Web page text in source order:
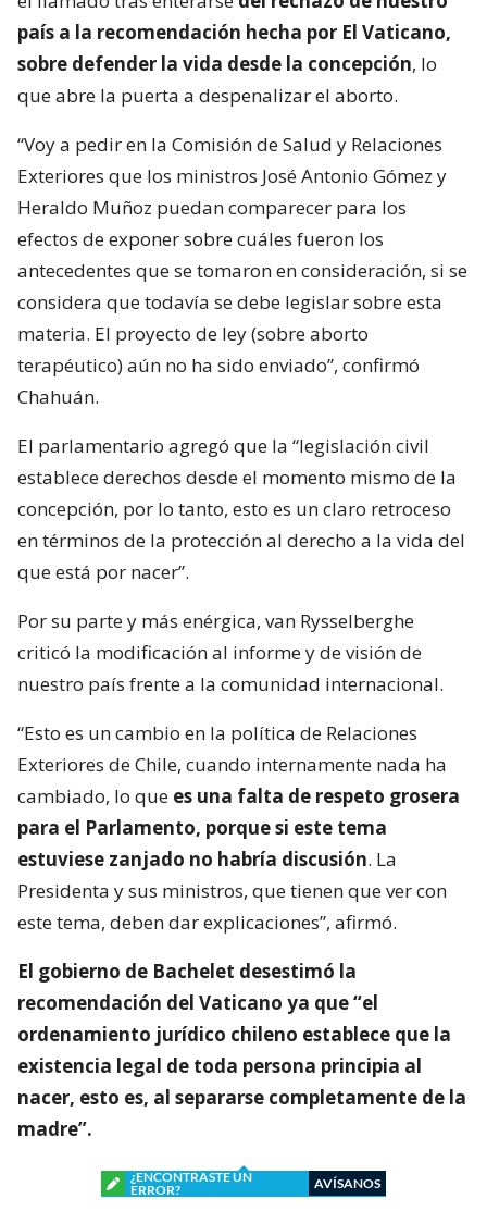
país a la recomendación hecha por El Vaticano,
sobre defender la vida desde la concepción, lo
que abre la puerta a despenalizar el aborto.
“Voy a pedir en la Comisión de Salud y Relaciones
Exteriores que los ministros José Antonio Gómez y
Heraldo Muñoz puedan comparecer para los
efectos de exponer sobre cuáles fueron los
antecedentes que se tomaron en consideración, si se
considera que todavía se debe legislar sobre esta
materia. El proyecto de ley (sobre aborto
terapéutico) aún no ha sido enviado”, confirmó
Chahuán.
El parlamentario agregó que la “legislación civil
establece derechos desde el momento mismo de la
concepción, por lo tanto, esto es un claro retroceso
en términos de la protección al derecho a la vida del
que está por nacer”.
Por su parte y más enérgica, van Rysselberghe
criticó la modificación al informe y de visión de
nuestro país frente a la comunidad internacional.
“Esto es un cambio en la política de Relaciones
Exteriores de Chile, cuando internamente nada ha
cambiado, lo que es una falta de respeto grosera
para el Parlamento, porque si este tema
estuviese zanjado no habría discusión. La
Presidenta y sus ministros, que tienen que ver con
este tema, deben dar explicaciones”, afirmó.
El gobierno de Bachelet desestimó la
recomendación del Vaticano ya que “el
ordenamiento jurídico chileno establece que la
existencia legal de toda persona principia al
nacer, esto es, al separarse completamente de la
madre”.
¿ENCONTRASTE UN
ERROR?
AVÍSANOS